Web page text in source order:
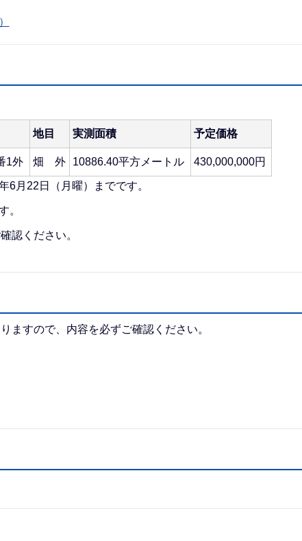
地目 実測面積 予定価格
1外 畑 外 10886.40平方メートル 430,000,000円
6月22日（月曜）までです。
。
認ください。
ますので、内容を必ずご確認ください。